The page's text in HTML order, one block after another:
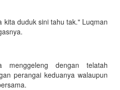
kita duduk sini tahu tak." Luqman
dengan telatah
perangai keduanya walaupun